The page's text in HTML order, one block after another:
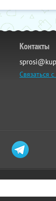
Контакты
Связаться